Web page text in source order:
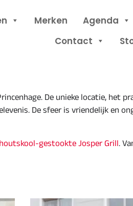
Merken Agenda
Contact
De unieke locatie, het
De sfeer is vriendelijk en
houtskool-gestookte Josper Grill.